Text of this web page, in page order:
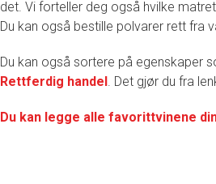
det. Vi forteller deg også hvilke
Du kan også bestille polvarer rett fra
Du kan også sortere på egenskaper
Rettferdig handel. Det gjør du fra
Du kan legge alle favorittvinene